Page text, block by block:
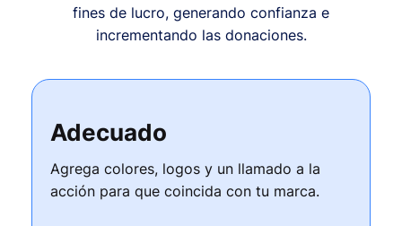
fines de lucro, generando confianza e
incrementando las donaciones.
Adecuado
Agrega colores, logos y un llamado a la
acción para que coincida con tu marca.